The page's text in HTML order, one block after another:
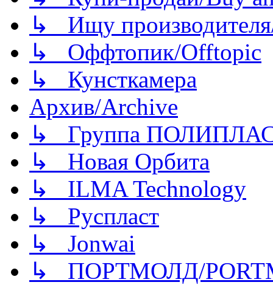
↳ Ищу
↳ Оффтопик/Offtopic
↳ Кунсткамера
Архив/Archive
↳ Группа
↳ Новая Орбита
↳ ILMA Technology
↳ Руспласт
↳ Jonwai
↳ ПОРТМОЛД/